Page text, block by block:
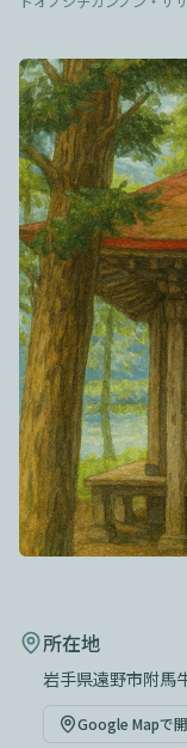
所在地
岩手県遠野市附馬
Google Mapで